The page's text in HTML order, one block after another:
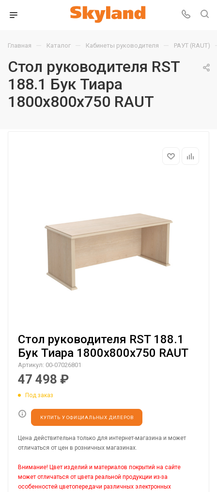
Главная — Каталог — Кабинеты руководителя — РАУТ (RAUT)
Стол руководителя RST
188.1 Бук Тиара
1800х800х750 RAUT
Стол руководителя RST 188.1
Бук Тиара 1800х800х750 RAUT
Артикул: 00-07026801
47 498 ₽
Под заказ
КУПИТЬ У ОФИЦИАЛЬНЫХ ДИЛЕРОВ
Цена действительна только для интернет-магазина и может
отличаться от цен в розничных магазинах.
Внимание! Цвет изделий и материалов покрытий на сайте
может отличаться от цвета реальной продукции из-за
особенностей цветопередачи различных электронных